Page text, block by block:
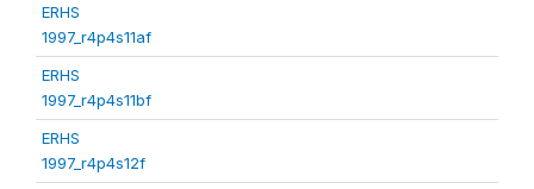
ERHS
1997_r4p4s11af
ERHS
1997_r4p4s11bf
ERHS
1997_r4p4s12f